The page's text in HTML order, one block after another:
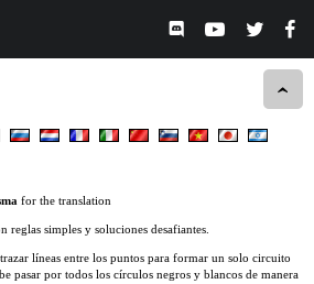
for the translation
reglas simples y soluciones desafiantes.
líneas entre los puntos para formar un solo circuito
pasar por todos los círculos negros y blancos de manera